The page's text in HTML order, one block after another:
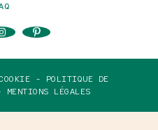
-
POLITIQUE DE
MENTIONS LÉGALES